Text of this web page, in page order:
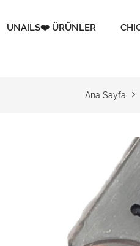
UNAILS❤️ ÜRÜNLER
Ana Sayfa